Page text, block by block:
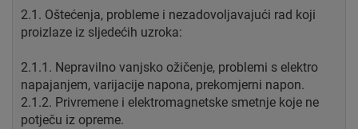
2.1. Oštećenja, probleme i nezadovoljavajući rad koji
proizlaze iz sljedećih uzroka:
2.1.1. Nepravilno vanjsko ožičenje, problemi s elektro
napajanjem, varijacije napona, prekomjerni napon.
2.1.2. Privremene i elektromagnetske smetnje koje ne
potječu iz opreme.